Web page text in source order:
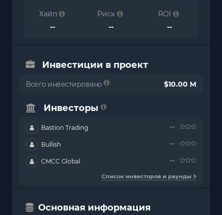
Хайп
--
Риск
--
ROI
--
Инвестиции в проект
Всего инвестировано $10.00 M
Инвесторы
Bastion Trading --
Bullish --
CMCC Global --
Список инвесторов и раунды
Основная информация